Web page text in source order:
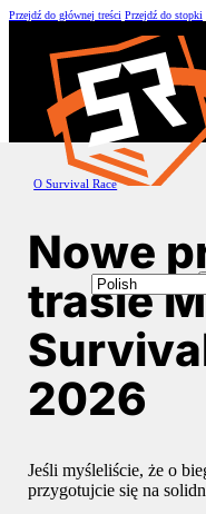
Przejdź do głównej treści Przejdź do stopki
O Survival Race
Nowe
trasie
2026
Jeśli myśleliście, że o
przygotujcie się na